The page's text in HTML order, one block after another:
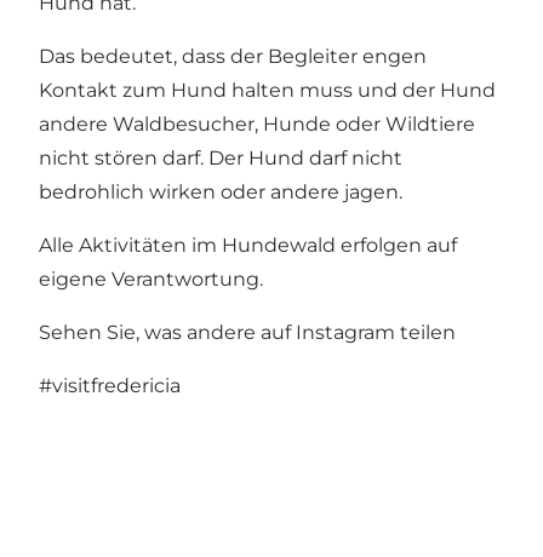
Das bedeutet, dass der Begleiter engen
Kontakt zum Hund halten muss und der Hund
andere Waldbesucher, Hunde oder Wildtiere
nicht stören darf. Der Hund darf nicht
bedrohlich wirken oder andere jagen.
Alle Aktivitäten im Hundewald erfolgen auf
eigene Verantwortung.
Sehen Sie, was andere auf Instagram teilen
#visitfredericia